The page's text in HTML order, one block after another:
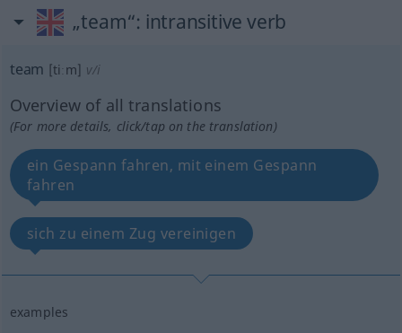
„team“: intransitive verb
team [tiːm] v/i
Overview of all translations
(For more details, click/tap on the translation)
ein Gespann fahren, mit einem Gespann
fahren
sich zu einem Zug vereinigen
examples